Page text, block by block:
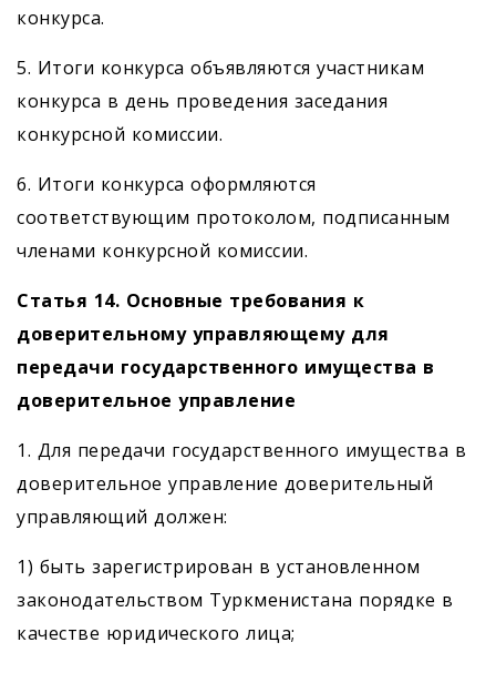
конкурса.
5. Итоги конкурса объявляются участникам
конкурса в день проведения заседания
конкурсной комиссии.
6. Итоги конкурса оформляются
соответствующим протоколом, подписанным
членами конкурсной комиссии.
Статья 14. Основные требования к
доверительному управляющему для
передачи государственного имущества в
доверительное управление
1. Для передачи государственного имущества в
доверительное управление доверительный
управляющий должен:
1) быть зарегистрирован в установленном
законодательством Туркменистана порядке в
качестве юридического лица;